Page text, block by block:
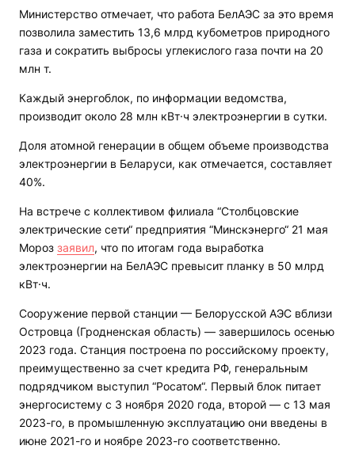
Министерство отмечает, что работа БелАЭС за это время
позволила заместить 13,6 млрд кубометров природного
газа и сократить выбросы углекислого газа почти на 20
млн т.
Каждый энергоблок, по информации ведомства,
производит около 28 млн кВт·ч электроэнергии в сутки.
Доля атомной генерации в общем объеме производства
электроэнергии в Беларуси, как отмечается, составляет
40%.
На встрече с коллективом филиала “Столбцовские
электрические сети“ предприятия “Минскэнерго“ 21 мая
Мороз заявил, что по итогам года выработка
электроэнергии на БелАЭС превысит планку в 50 млрд
кВт·ч.
Сооружение первой станции — Белорусской АЭС вблизи
Островца (Гродненская область) — завершилось осенью
2023 года. Станция построена по российскому проекту,
преимущественно за счет кредита РФ, генеральным
подрядчиком выступил “Росатом“. Первый блок питает
энергосистему с 3 ноября 2020 года, второй — с 13 мая
2023-го, в промышленную эксплуатацию они введены в
июне 2021-го и ноябре 2023-го соответственно.